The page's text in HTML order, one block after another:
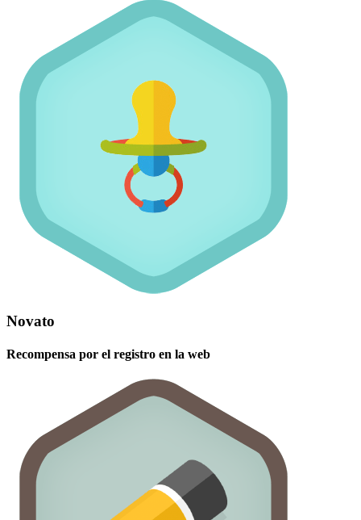
Novato
Recompensa por el registro en la web